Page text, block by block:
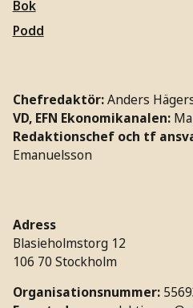
Bok
Podd
Chefredaktör:Anders
VD, EFN Ekonomikanalen:
Redaktionschef och tf
Emanuelsson
Adress
Blasieholmstorg 12
106 70 Stockholm
Organisationsnummer: